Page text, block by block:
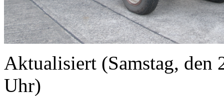
Aktualisiert (Samstag, den
Uhr)